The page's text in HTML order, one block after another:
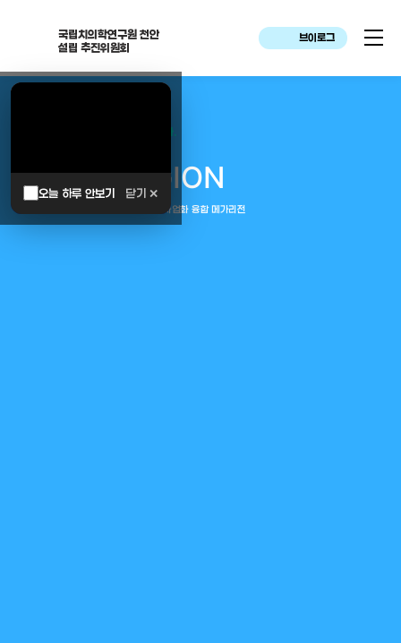
국립치의학연구원 천안
설립 추진위원회
브이로그
오늘 하루 안보기 닫기 ✕
대한민국은 두번이나 약속하였습니다.
MEGAREGION
중부권 전체를 잇는 연구–임상–평가–사업화 융합 메가리전